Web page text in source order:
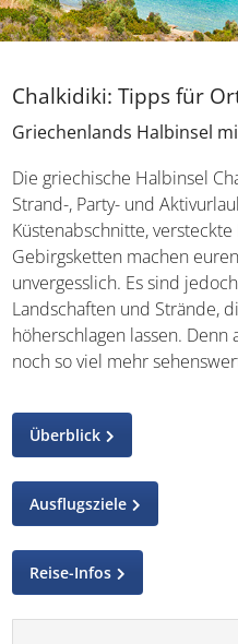
Chalkidiki: Tipps für
Griechenlands Halbinsel
Die griechische Halbinsel
Strand-, Party- und
Küstenabschnitte,
Gebirgsketten machen
unvergesslich. Es sind
Landschaften und Strände,
höherschlagen lassen.
noch so viel mehr
Überblick
Ausflugsziele
Reise-Infos